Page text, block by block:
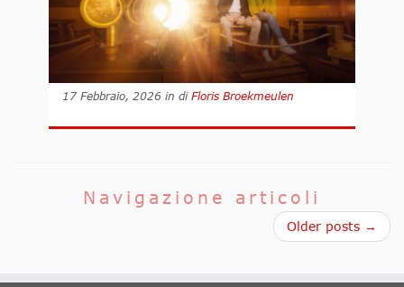
17 Febbraio, 2026 in di Floris Broekmeulen
Navigazione articoli
Older posts →